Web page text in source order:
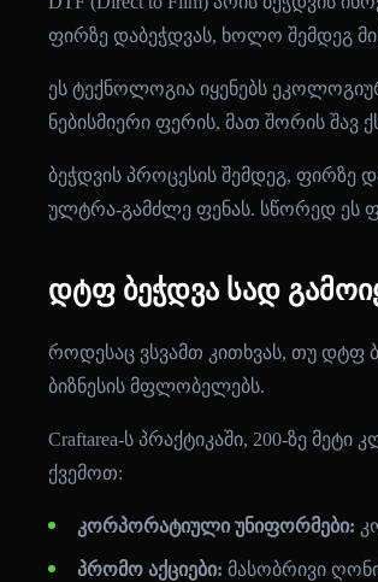
ფირზე დაბეჭდვას, ხოლო შემდეგ
ეს ტექნოლოგია იყენებს
ნებისმიერი ფერის, მათ შორის შავ
ბეჭდვის პროცესის შემდეგ, ფირზე
ულტრა-გამძლე ფენას. სწორედ ეს
დტფ ბეჭდვა სად
როდესაც ვსვამთ კითხვას, თუ დტფ
ბიზნესის მფლობელებს.
Craftarea-ს პრაქტიკაში, 200-ზე
ქვემოთ:
კორპორატიული უნიფორმები:
პრომო აქციები: მასობრივი